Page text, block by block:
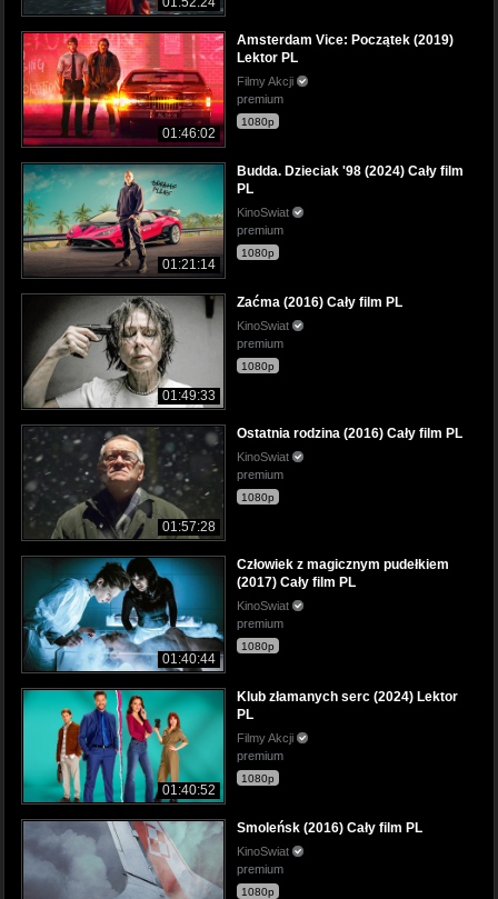
01:46:02
Amsterdam Vice: Początek (2019)
Lektor PL
Filmy Akcji
premium
1080p
01:21:14
Budda. Dzieciak '98 (2024) Cały film
PL
KinoSwiat
premium
1080p
01:49:33
Zaćma (2016) Cały film PL
KinoSwiat
premium
1080p
01:57:28
Ostatnia rodzina (2016) Cały film PL
KinoSwiat
premium
1080p
01:40:44
Człowiek z magicznym pudełkiem
(2017) Cały film PL
KinoSwiat
premium
1080p
01:40:52
Klub złamanych serc (2024) Lektor
PL
Filmy Akcji
premium
1080p
Smoleńsk (2016) Cały film PL
KinoSwiat
premium
1080p